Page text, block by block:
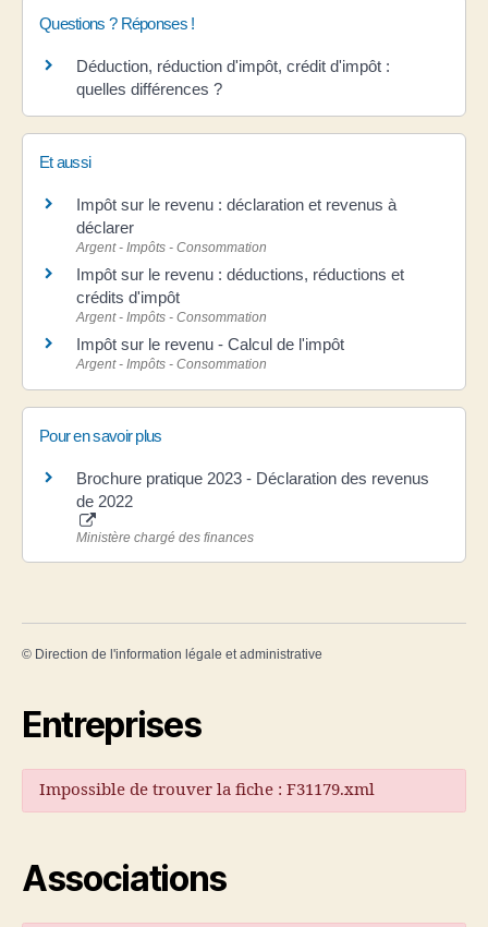
Questions ? Réponses !
Déduction, réduction d'impôt, crédit d'impôt :
quelles différences ?
Et aussi
Impôt sur le revenu : déclaration et revenus à
déclarer
Argent - Impôts - Consommation
Impôt sur le revenu : déductions, réductions et
crédits d'impôt
Argent - Impôts - Consommation
Impôt sur le revenu - Calcul de l'impôt
Argent - Impôts - Consommation
Pour en savoir plus
Brochure pratique 2023 - Déclaration des revenus
de 2022
Ministère chargé des finances
© Direction de l'information légale et administrative
Entreprises
Impossible de trouver la fiche : F31179.xml
Associations